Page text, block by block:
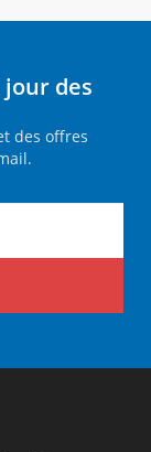
jour des
des offres